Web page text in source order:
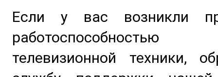
Если у вас возникли
телевизионной техники,